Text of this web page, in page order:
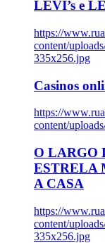
LEVI’s e
https://
content/
335x256.jpg
Casinos
https://
content/
O LARGO
ESTRELA
A CASA
https://
content/
335x256.jpg